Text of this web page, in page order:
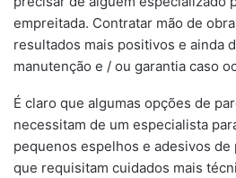
empreitada. Contratar mão de
resultados mais positivos e ainda
manutenção e / ou garantia caso
É claro que algumas opções de
necessitam de um especialista
pequenos espelhos e adesivos de
que requisitam cuidados mais